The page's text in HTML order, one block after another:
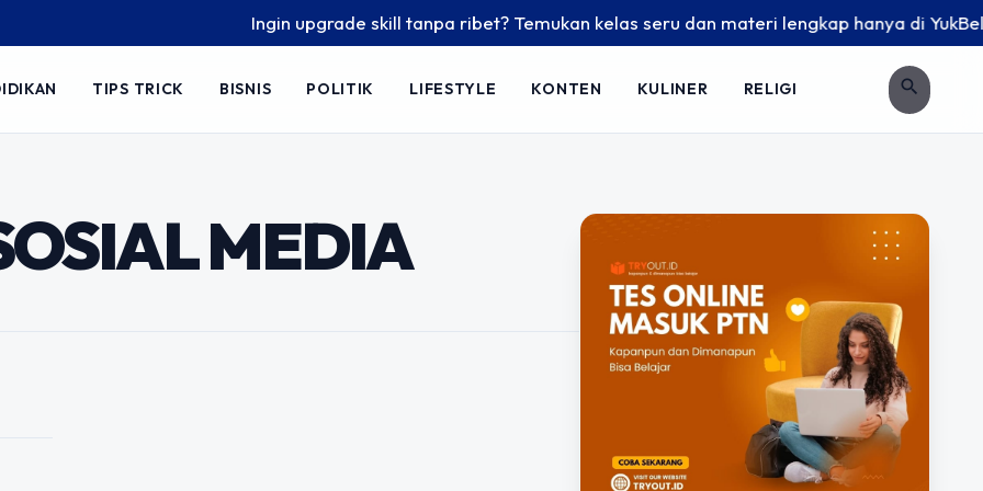
Ingin upgrade skill tanpa ribet? Temukan kelas seru dan materi lengkap hanya di
TIPS TRICK BISNIS POLITIK LIFESTYLE KONTEN KULINER RELIGI search
MEDIA
dan Bangun
Jasa Buzzer
publik adalah aset yang sangat